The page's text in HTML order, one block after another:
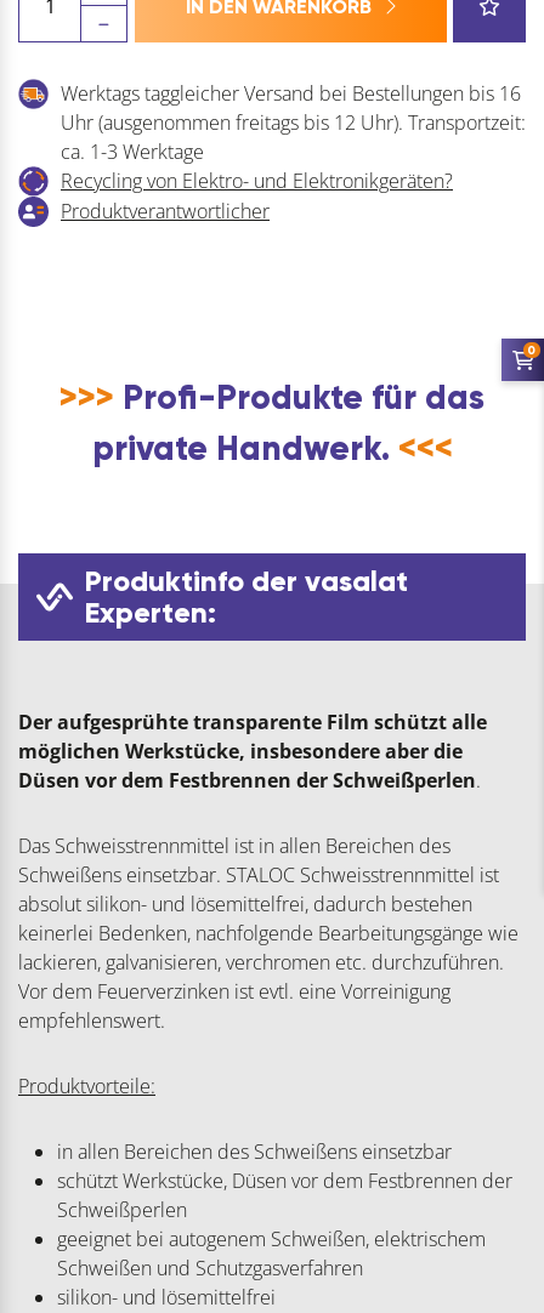
Schweißtrennmittel
SQ-
Menge
IN DEN WARENKORB
Werktags taggleicher Versand bei Bestellungen bis 16
Uhr (ausgenommen freitags bis 12 Uhr). Transportzeit:
ca. 1-3 Werktage
Recycling von Elektro- und Elektronikgeräten?
Produktverantwortlicher
>>> Profi-Produkte für das
private Handwerk. <<<
Produktinfo der vasalat
Experten:
Der aufgesprühte transparente Film schützt alle
möglichen Werkstücke, insbesondere aber die
Düsen vor dem Festbrennen der Schweißperlen.
Das Schweisstrennmittel ist in allen Bereichen des
Schweißens einsetzbar. STALOC Schweisstrennmittel ist
absolut silikon- und lösemittelfrei, dadurch bestehen
keinerlei Bedenken, nachfolgende Bearbeitungsgänge wie
lackieren, galvanisieren, verchromen etc. durchzuführen.
Vor dem Feuerverzinken ist evtl. eine Vorreinigung
empfehlenswert.
Produktvorteile:
in allen Bereichen des Schweißens einsetzbar
schützt Werkstücke, Düsen vor dem Festbrennen der
Schweißperlen
geeignet bei autogenem Schweißen, elektrischem
Schweißen und Schutzgasverfahren
silikon- und lösemittelfrei
0